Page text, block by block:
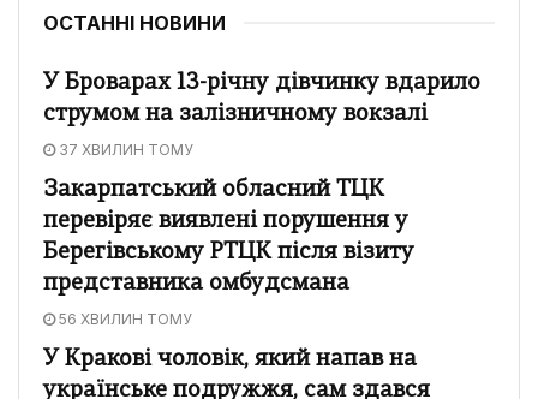
ОСТАННІ НОВИНИ
У Броварах 13-річну дівчинку вдарило
струмом на залізничному вокзалі
37 ХВИЛИН ТОМУ
Закарпатський обласний ТЦК
перевіряє виявлені порушення у
Берегівському РТЦК після візиту
представника омбудсмана
56 ХВИЛИН ТОМУ
У Кракові чоловік, який напав на
українське подружжя, сам здався